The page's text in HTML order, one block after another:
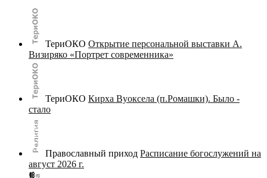
ТериОКО Открытие персональной выставки А.
Визиряко «Портрет современника»
ТериОКО Кирха Вуоксела (п.Ромашки). Было -
стало
Православный приход Расписание богослужений на
август 2026 г.